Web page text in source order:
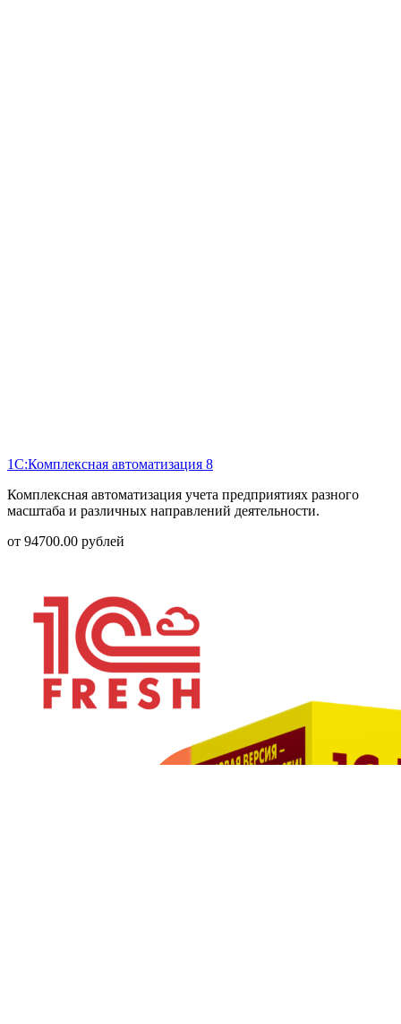
1С:Комплексная автоматизация 8
Комплексная автоматизация учета предприятиях разного
масштаба и различных направлений деятельности.
от 94700.00 рублей